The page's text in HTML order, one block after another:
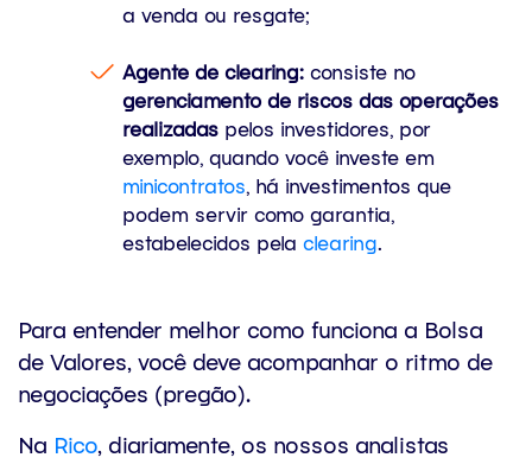
a venda ou resgate;
Agente de clearing: consiste no
gerenciamento de riscos das operações
realizadas pelos investidores, por
exemplo, quando você investe em
minicontratos, há investimentos que
podem servir como garantia,
estabelecidos pela clearing.
Para entender melhor como funciona a Bolsa
de Valores, você deve acompanhar o ritmo de
negociações (pregão).
Na Rico, diariamente, os nossos analistas